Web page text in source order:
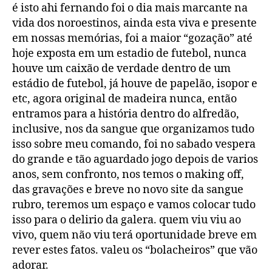
é isto ahi fernando foi o dia mais marcante na
vida dos noroestinos, ainda esta viva e presente
em nossas memórias, foi a maior “gozação” até
hoje exposta em um estadio de futebol, nunca
houve um caixão de verdade dentro de um
estádio de futebol, já houve de papelão, isopor e
etc, agora original de madeira nunca, então
entramos para a história dentro do alfredão,
inclusive, nos da sangue que organizamos tudo
isso sobre meu comando, foi no sabado vespera
do grande e tão aguardado jogo depois de varios
anos, sem confronto, nos temos o making off,
das gravações e breve no novo site da sangue
rubro, teremos um espaço e vamos colocar tudo
isso para o delirio da galera. quem viu viu ao
vivo, quem não viu terá oportunidade breve em
rever estes fatos. valeu os “bolacheiros” que vão
adorar.